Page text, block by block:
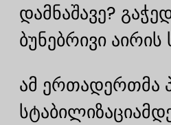
დამნაშავე?
ბუნებრივი აირის
ამ ერთადერთმა